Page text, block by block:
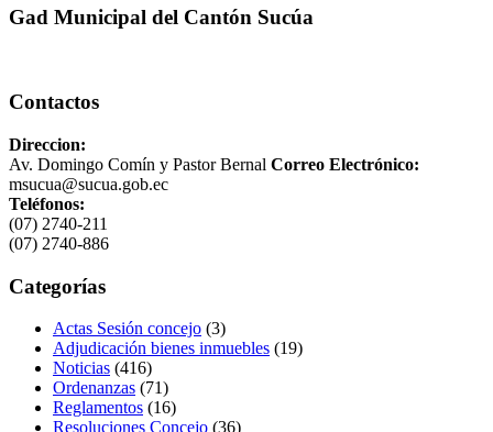
Gad Municipal del Cantón Sucúa
Contactos
Direccion:
Av. Domingo Comín y Pastor Bernal Correo Electrónico:
msucua@sucua.gob.ec
Teléfonos:
(07) 2740-211
(07) 2740-886
Categorías
Actas Sesión concejo (3)
Adjudicación bienes inmuebles (19)
Noticias (416)
Ordenanzas (71)
Reglamentos (16)
Resoluciones Concejo (36)